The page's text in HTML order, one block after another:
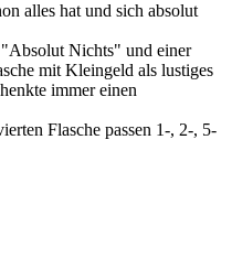
alles hat und sich absolut
Nichts" und einer
mit Kleingeld als lustiges
immer einen
Flasche passen 1-, 2-, 5-